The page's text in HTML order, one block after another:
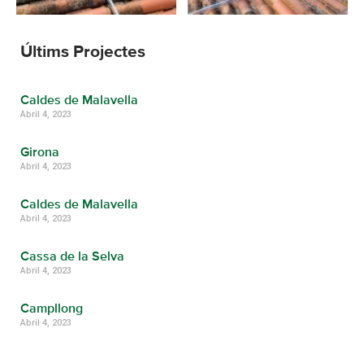
Últims Projectes
Caldes de Malavella
Abril 4, 2023
Girona
Abril 4, 2023
Caldes de Malavella
Abril 4, 2023
Cassa de la Selva
Abril 4, 2023
Campllong
Abril 4, 2023